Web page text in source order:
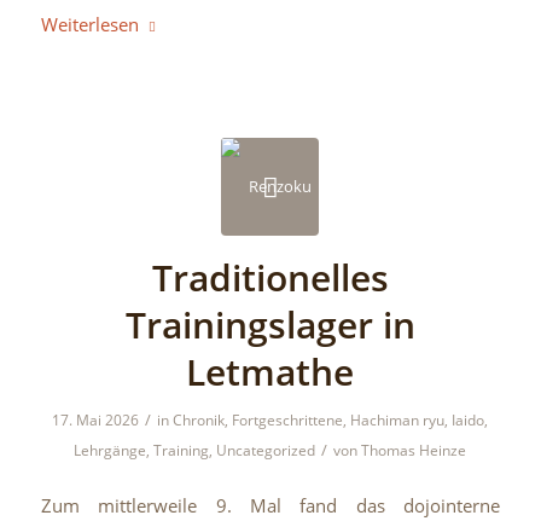
Weiterlesen
Traditionelles
Trainingslager in
Letmathe
17. Mai 2026 / inChronik, Fortgeschrittene, Hachiman ryu, Iaido,
Lehrgänge,Training, Uncategorized / vonThomas Heinze
Zum mittlerweile 9. Mal fand das dojointerne